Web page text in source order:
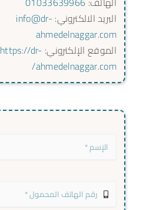
البريد الالكتروني: info@dr-
ahmedelnaggar.com
الموقع الإلكتروني: https://dr-
ahmedelnaggar.com/